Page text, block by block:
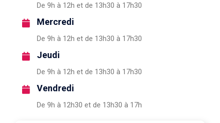
De 9h à 12h et de 13h30 à 17h30
Mercredi
De 9h à 12h et de 13h30 à 17h30
Jeudi
De 9h à 12h et de 13h30 à 17h30
Vendredi
De 9h à 12h30 et de 13h30 à 17h